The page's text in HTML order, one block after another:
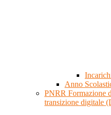
Anno
PNRR Formazione
transizione digitale